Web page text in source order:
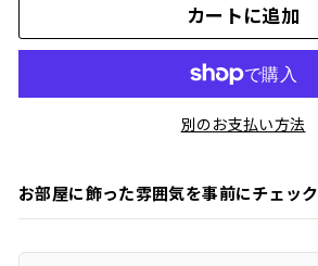
カートに追加
別のお支払い方法
お部屋に飾った雰囲気を事前にチェック